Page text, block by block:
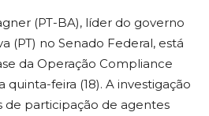
(PT-BA), líder do governo
(PT) no Senado Federal, está
da Operação Compliance
quinta-feira (18). A investigação
de participação de agentes